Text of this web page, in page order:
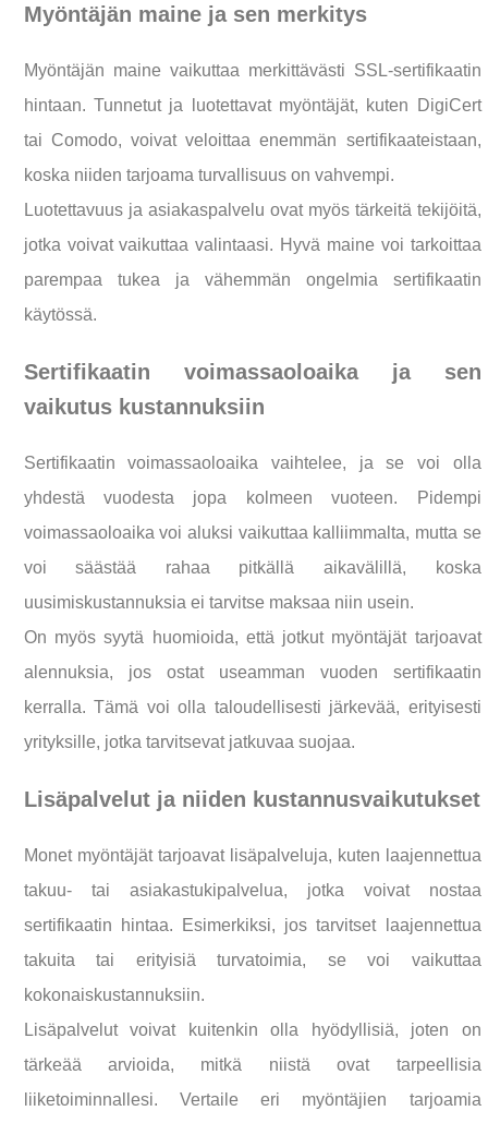
Myöntäjän maine ja sen merkitys
Myöntäjän maine vaikuttaa merkittävästi SSL-sertifikaatin
hintaan. Tunnetut ja luotettavat myöntäjät, kuten DigiCert
tai Comodo, voivat veloittaa enemmän sertifikaateistaan,
koska niiden tarjoama turvallisuus on vahvempi.
Luotettavuus ja asiakaspalvelu ovat myös tärkeitä tekijöitä,
jotka voivat vaikuttaa valintaasi. Hyvä maine voi tarkoittaa
parempaa tukea ja vähemmän ongelmia sertifikaatin
käytössä.
Sertifikaatin voimassaoloaika ja sen
vaikutus kustannuksiin
Sertifikaatin voimassaoloaika vaihtelee, ja se voi olla
yhdestä vuodesta jopa kolmeen vuoteen. Pidempi
voimassaoloaika voi aluksi vaikuttaa kalliimmalta, mutta se
voi säästää rahaa pitkällä aikavälillä, koska
uusimiskustannuksia ei tarvitse maksaa niin usein.
On myös syytä huomioida, että jotkut myöntäjät tarjoavat
alennuksia, jos ostat useamman vuoden sertifikaatin
kerralla. Tämä voi olla taloudellisesti järkevää, erityisesti
yrityksille, jotka tarvitsevat jatkuvaa suojaa.
Lisäpalvelut ja niiden kustannusvaikutukset
Monet myöntäjät tarjoavat lisäpalveluja, kuten laajennettua
takuu- tai asiakastukipalvelua, jotka voivat nostaa
sertifikaatin hintaa. Esimerkiksi, jos tarvitset laajennettua
takuita tai erityisiä turvatoimia, se voi vaikuttaa
kokonaiskustannuksiin.
Lisäpalvelut voivat kuitenkin olla hyödyllisiä, joten on
tärkeää arvioida, mitkä niistä ovat tarpeellisia
liiketoiminnallesi. Vertaile eri myöntäjien tarjoamia